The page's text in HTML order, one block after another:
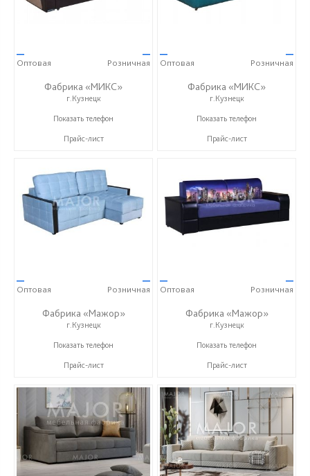
—
Оптовая
—
Розничная
Фабрика «МИКС»
г.Кузнецк
+7 (937) 423-36-37
Показать телефон
Прайс-лист
—
Оптовая
—
Розничная
Фабрика «МИКС»
г.Кузнецк
+7 (937) 423-36-37
Показать телефон
Прайс-лист
—
Оптовая
—
Розничная
Фабрика «Мажор»
г.Кузнецк
+7 (999) 611-98-99
Показать телефон
Прайс-лист
—
Оптовая
—
Розничная
Фабрика «Мажор»
г.Кузнецк
+7 (999) 611-98-99
Показать телефон
Прайс-лист